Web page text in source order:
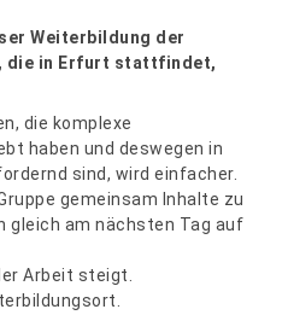
Weiterbildung der
die in Erfurt stattfindet,
die komplexe
haben und deswegen in
sind, wird einfacher.
gemeinsam Inhalte zu
gleich am nächsten Tag auf
Arbeit steigt.